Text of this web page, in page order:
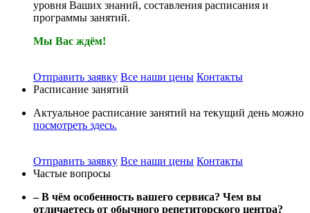
уровня Ваших знаний, составления расписания и
программы занятий.
Мы Вас ждём!
Отправить заявку Все наши цены Контакты
Расписание занятий
Актуальное расписание занятий на текущий день можно
посмотреть здесь.
Отправить заявку Все наши цены Контакты
Частые вопросы
– В чём особенность вашего сервиса? Чем вы
отличаетесь от обычного репетиторского центра?